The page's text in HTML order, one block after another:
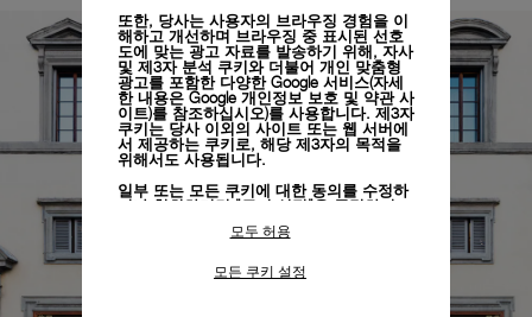
또한, 당사는 사용자의 브라우징 경험을 이
해하고 개선하며 브라우징 중 표시된 선호
도에 맞는 광고 자료를 발송하기 위해, 자사
및 제3자 분석 쿠키와 더불어 개인 맞춤형
광고를 포함한 다양한 Google 서비스(자세
한 내용은Google 개인정보 보호 및 약관 사
이트)를 참조하십시오)를 사용합니다. 제3자
쿠키는 당사 이외의 사이트 또는 웹 서버에
서 제공하는 쿠키로, 해당 제3자의 목적을
위해서도 사용됩니다.
일부 또는 모든 쿠키에 대한 동의를 수정하
거나 철회하려면 "쿠키 설정"을 클릭하거
수집하는 정보" 섹션을 참조하여 자세히 알
모든 쿠키의 사용에 동의하시려면 "모두 허
모두 허용
모든 쿠키 설정